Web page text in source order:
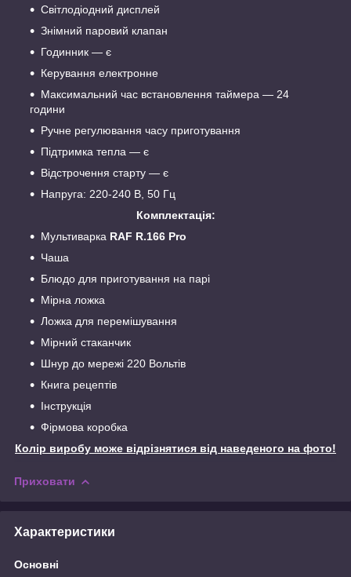
Світлодіодний дисплей
Знімний паровий клапан
Годинник — є
Керування електронне
Максимальний час встановлення таймера — 24
години
Ручне регулювання часу приготування
Підтримка тепла — є
Відстрочення старту — є
Напруга: 220-240 В, 50 Гц
Комплектація:
Мультиварка RAF R.166 Pro
Чаша
Блюдо для приготування на парі
Мірна ложка
Ложка для перемішування
Мірний стаканчик
Шнур до мережі 220 Вольтів
Книга рецептів
Інструкція
Фірмова коробка
Колір виробу може відрізнятися від наведеного на фото!
Приховати
Характеристики
Основні